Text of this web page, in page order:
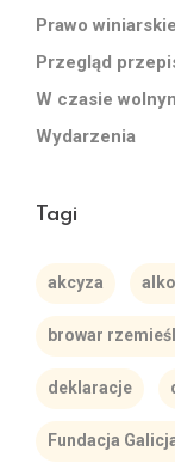
Prawo winiarskie
Przegląd
W czasie
Wydarzenia
Tagi
akcyza
browar
deklaracje
Fundacja